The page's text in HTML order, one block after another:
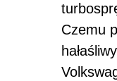
Czemu